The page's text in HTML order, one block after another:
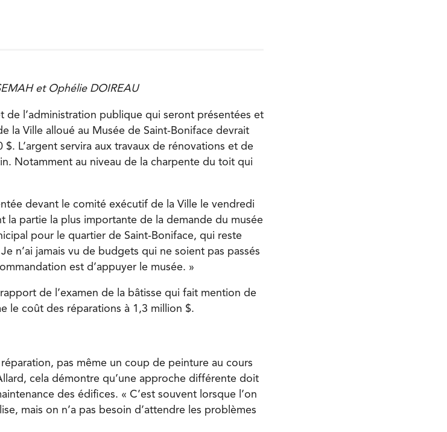
et Ophélie DOIREAU
de l’administration publique qui seront présentées et
la Ville alloué au Musée de Saint-Boniface devrait
L’argent servira aux travaux de rénovations et de
Notamment au niveau de la charpente du toit qui
devant le comité exécutif de la Ville le vendredi
la partie la plus importante de la demande du musée
pour le quartier de Saint-Boniface, qui reste
n’ai jamais vu de budgets qui ne soient pas passés
est d’appuyer le musée. »
de l’examen de la bâtisse qui fait mention de
le coût des réparations à 1,3 million $.
pas même un coup de peinture au cours
cela démontre qu’une approche différente doit
des édifices. « C’est souvent lorsque l’on
mais on n’a pas besoin d’attendre les problèmes